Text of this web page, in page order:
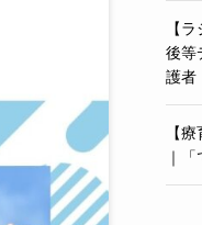
【
後等
護者
【
｜